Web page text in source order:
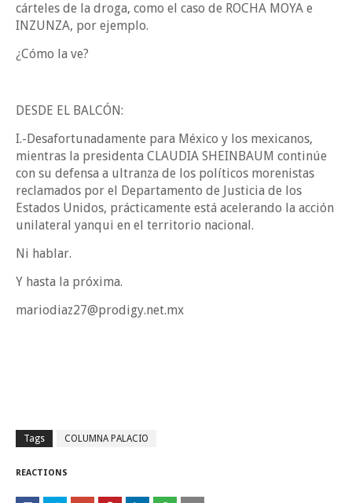
cárteles de la droga, como el caso de ROCHA MOYA e
INZUNZA, por ejemplo.
¿Cómo la ve?
DESDE EL BALCÓN:
I.-Desafortunadamente para México y los mexicanos,
mientras la presidenta CLAUDIA SHEINBAUM continúe
con su defensa a ultranza de los políticos morenistas
reclamados por el Departamento de Justicia de los
Estados Unidos, prácticamente está acelerando la acción
unilateral yanqui en el territorio nacional.
Ni hablar.
Y hasta la próxima.
mariodiaz27@prodigy.net.mx
Tags COLUMNA PALACIO
REACTIONS